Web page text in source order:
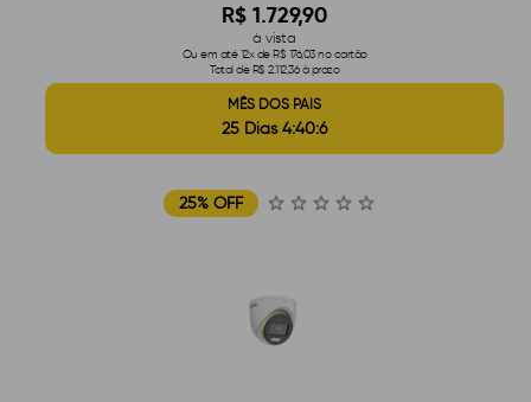
R$ 1.729,90
à vista
Ou em até 12x de R$ 176,03 no cartão
Total de R$ 2.112,36 à prazo
MÊS DOS PAIS
25 Dias 4:40:5
25% OFF